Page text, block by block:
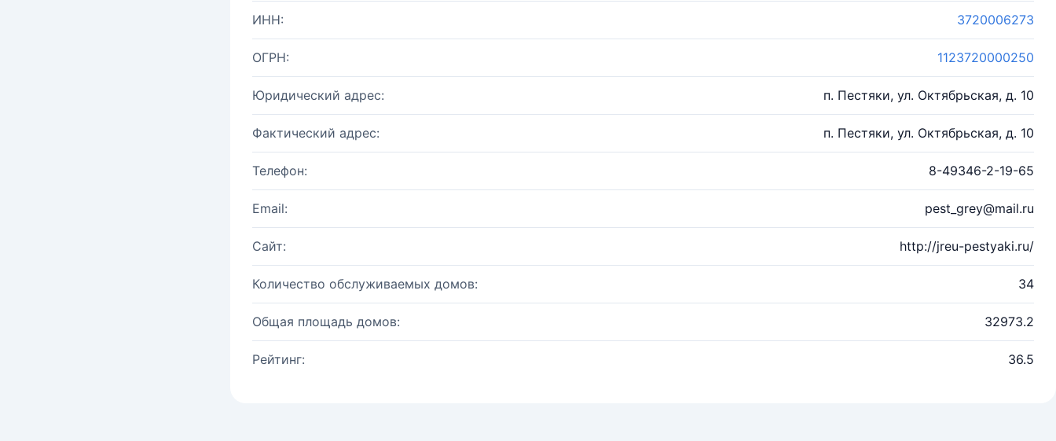
ИНН: 3720006273
ОГРН: 1123720000250
Юридический адрес: п. Пестяки, ул. Октябрьская, д. 10
Фактический адрес: п. Пестяки, ул. Октябрьская, д. 10
Телефон: 8-49346-2-19-65
Email: pest_grey@mail.ru
Сайт: http://jreu-pestyaki.ru/
Количество обслуживаемых домов: 34
Общая площадь домов: 32973.2
Рейтинг: 36.5